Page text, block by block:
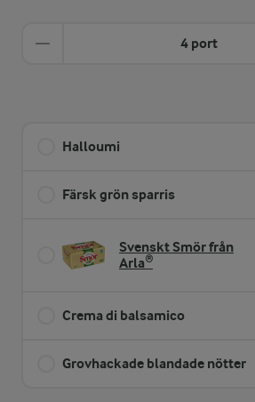
4 port
Halloumi
Färsk grön sparris
Svenskt Smör från
Arla®
Crema di balsamico
Grovhackade blandade nötter